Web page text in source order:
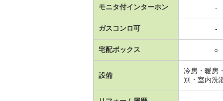
モニタ付インターホン -
ガスコンロ可 -
宅配ボックス ○
設備
冷房・暖房
別・室内洗